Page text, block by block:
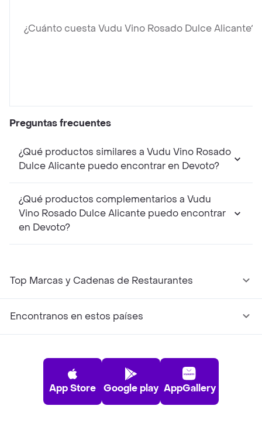
¿Cuánto cuesta Vudu Vino Rosado Dulce Alicante?
Preguntas frecuentes
¿Qué productos similares a Vudu Vino Rosado
Dulce Alicante puedo encontrar en Devoto?
¿Qué productos complementarios a Vudu
Vino Rosado Dulce Alicante puedo encontrar
en Devoto?
Top Marcas y Cadenas de Restaurantes
Encontranos en estos países
App Store Google play AppGallery